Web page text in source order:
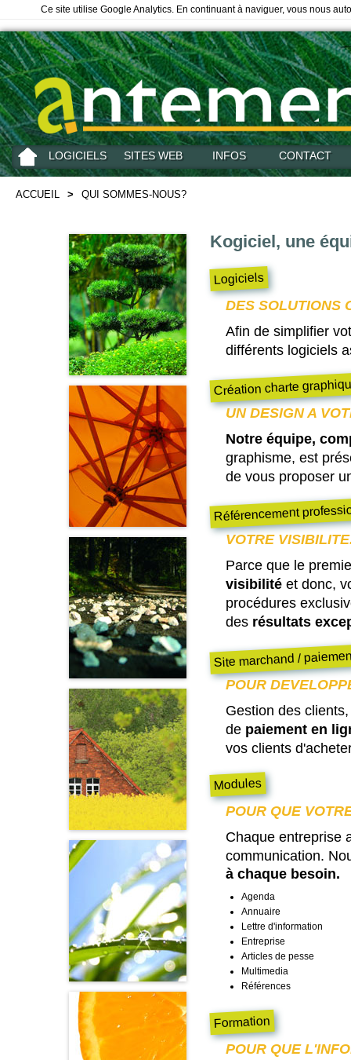
Ce site utilise Google Analytics. En continuant à naviguer, vous nous
LOGICIELS SITES WEB INFOS CONTACT
ACCUEIL > QUI SOMMES-NOUS?
Kogiciel, une
Logiciels
DES SOLUTIONS
Afin de simplifier
différents logiciels
Création charte
UN DESIGN A
Notre équipe,
graphisme, est
de vous proposer
Référencement
VOTRE
Parce que le
visibilité et donc,
procédures
des résultats
Site marchand /
POUR
Gestion des
de paiement en
vos clients
Modules
POUR QUE
Chaque entreprise
communication.
à chaque besoin.
Agenda
Annuaire
Lettre d'information
Entreprise
Articles de pesse
Multimedia
Références
Formation
POUR QUE